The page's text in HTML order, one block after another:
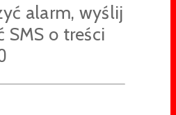
alarm, wyślij
SMS o treści